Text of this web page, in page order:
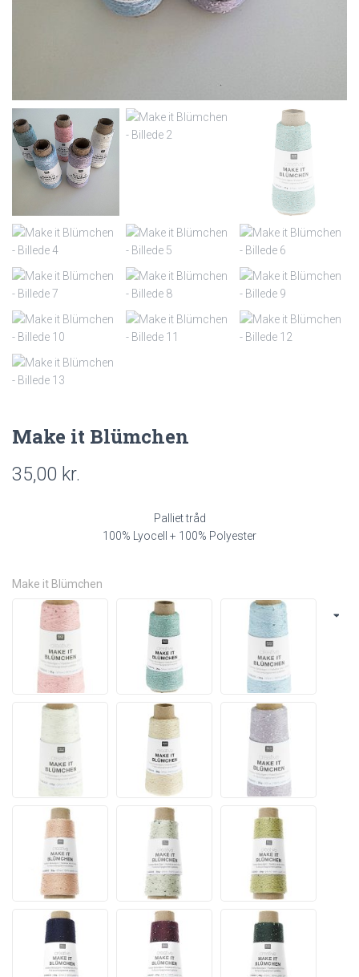
Make it Blümchen
35,00 kr.
Palliet tråd
100% Lyocell + 100% Polyester
Make it Blümchen